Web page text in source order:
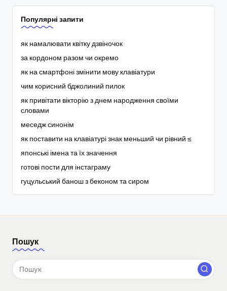
Популярні запити
як намалювати квітку дзвіночок
за кордоном разом чи окремо
як на смартфоні змінити мову клавіатури
чим корисний бджолиний пилок
як привітати вікторію з днем народження своїми
словами
меседж синонім
як поставити на клавіатурі знак меньший чи рівний ≤
японські імена та їх значення
готові пости для інстаграму
гуцульський банош з беконом та сиром
Пошук